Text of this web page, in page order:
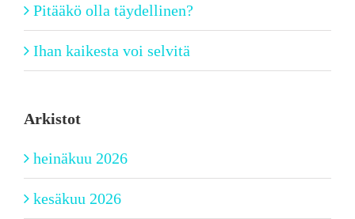
Pitääkö olla täydellinen?
Ihan kaikesta voi selvitä
Arkistot
heinäkuu 2026
kesäkuu 2026